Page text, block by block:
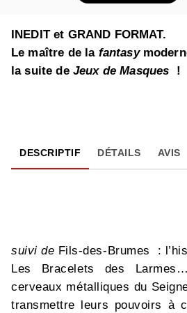
INEDIT et GRAND FORMAT.
Le maître de la fantasy
la suite de Jeux de Masques !
DESCRIPTIF DÉTAILS AVIS
suivi de Fils-des-Brumes :
Les Bracelets des
cerveaux métalliques du
transmettre leurs pouvoirs à